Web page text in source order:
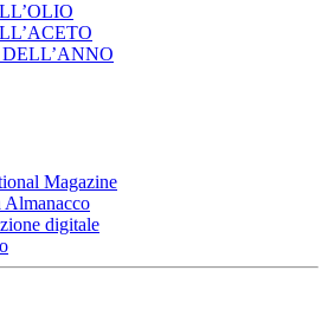
Magazine
digitale